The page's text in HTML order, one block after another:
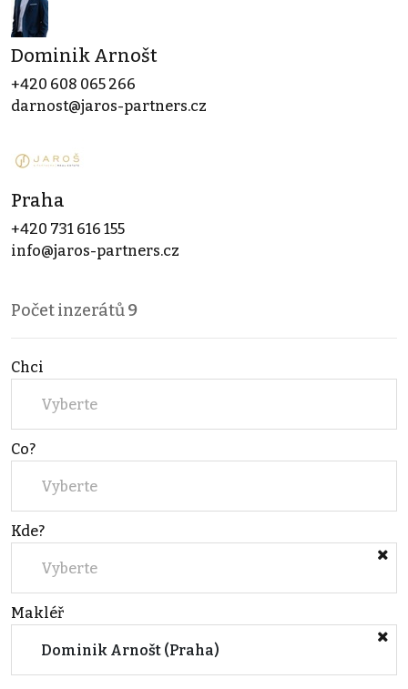
Dominik Arnošt
+420 608 065 266
darnost@jaros-partners.cz
Praha
+420 731 616 155
info@jaros-partners.cz
Počet inzerátů9
Chci
Vyberte
Co?
Vyberte
Kde?
Vyberte
Makléř
Dominik Arnošt (Praha)